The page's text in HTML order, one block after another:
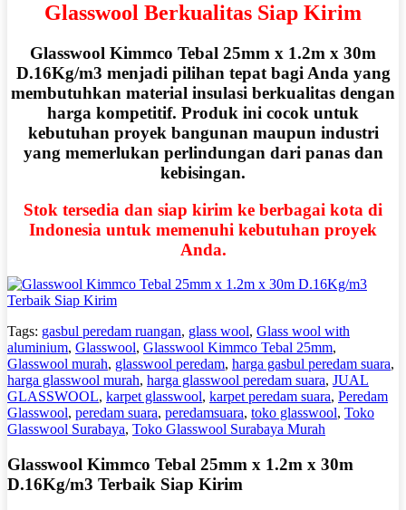
Glasswool Berkualitas Siap Kirim
Glasswool Kimmco Tebal 25mm x 1.2m x 30m
D.16Kg/m3 menjadi pilihan tepat bagi Anda yang
membutuhkan material insulasi berkualitas dengan
harga kompetitif. Produk ini cocok untuk
kebutuhan proyek bangunan maupun industri
yang memerlukan perlindungan dari panas dan
kebisingan.
Stok tersedia dan siap kirim ke berbagai kota di
Indonesia untuk memenuhi kebutuhan proyek
Anda.
Tags: gasbul peredam ruangan, glass wool, Glass wool with
aluminium, Glasswool, Glasswool Kimmco Tebal 25mm,
Glasswool murah, glasswool peredam, harga gasbul peredam suara,
harga glasswool murah, harga glasswool peredam suara, JUAL
GLASSWOOL, karpet glasswool, karpet peredam suara, Peredam
Glasswool, peredam suara, peredamsuara, toko glasswool, Toko
Glasswool Surabaya, Toko Glasswool Surabaya Murah
Glasswool Kimmco Tebal 25mm x 1.2m x 30m
D.16Kg/m3 Terbaik Siap Kirim